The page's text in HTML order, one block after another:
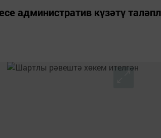
административ күзәтү